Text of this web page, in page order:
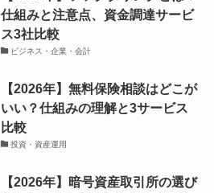
仕組みと注意点、資金調達サービ
ス3社比較
ビジネス・企業・会計
【2026年】無料保険相談はどこが
いい？仕組みの理解と3サービス
比較
投資・資産運用
【2026年】暗号資産取引所の選び